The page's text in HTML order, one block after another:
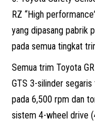
RZ “High
yang dipasang pabrik
pada semua tingkat
Semua trim Toyota
GTS 3-silinder
pada 6,500 rpm dan
sistem 4-wheel drive